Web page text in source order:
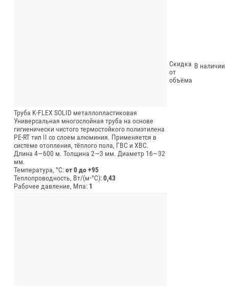
Труба K-FLEX SOLID металлопластиковая
Универсальная многослойная труба на основе
гигиенически чистого термостойкого полиэтилена
PE-RT тип II со слоем алюминия. Применяется в
системе отопления, тёплого пола, ГВС и ХВС.
Длина 4—600 м. Толщина 2—3 мм. Диаметр 16—32
мм.
Температура, °C:от 0 до +95
Теплопроводность, Вт/(м⋅°С):0,43
Рабочее давление, Мпа: 1
Скидка
от
объёма
В наличии